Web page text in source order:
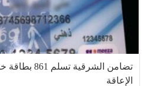
تضامن الشرقية
الإعاقة